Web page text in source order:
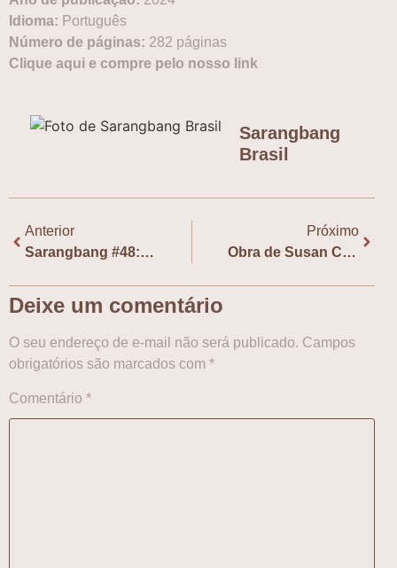
Idioma: ‎Português
Número de páginas: ‎282 páginas
Clique aqui e compre pelo nosso link
Sarangbang
Brasil
Anterior
Sarangbang #48: Vita Contemplativa: ou sobre a Inatividade, com Lucas Machado
Próximo
Obra de Susan Choi figura na lista de finalistas do Booker Prize 2025
Deixe um comentário
O seu endereço de e-mail não será publicado. Campos
obrigatórios são marcados com *
Comentário *